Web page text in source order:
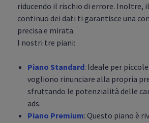
riducendo il rischio di errore. Inoltre,
continuo dei dati ti garantisce una
precisa e mirata.
I nostri tre piani:
Piano Standard: Ideale per
vogliono rinunciare alla propria
sfruttando le potenzialità delle
ads.
Piano Premium: Questo piano è